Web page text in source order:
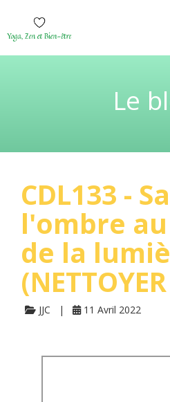
Le
CDL133 -
l'ombre
de la
JJC 11 Avril 2022